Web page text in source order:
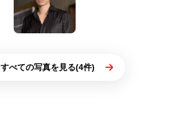
すべての写真を見る(4件)